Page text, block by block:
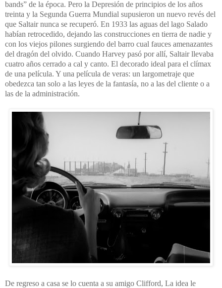
bands” de la época. Pero la Depresión de principios de los años
treinta y la Segunda Guerra Mundial supusieron un nuevo revés del
que Saltair nunca se recuperó. En 1933 las aguas del lago Salado
habían retrocedido, dejando las construcciones en tierra de nadie y
con los viejos pilones surgiendo del barro cual fauces amenazantes
del dragón del olvido. Cuando Harvey pasó por allí, Saltair llevaba
cuatro años cerrado a cal y canto. El decorado ideal para el clímax
de una película. Y una película de veras: un largometraje que
obedezca tan solo a las leyes de la fantasía, no a las del cliente o a
las de la administración.
De regreso a casa se lo cuenta a su amigo Clifford, La idea le